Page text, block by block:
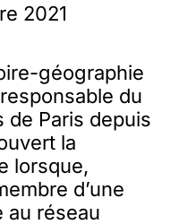
2021
géographie
du
Paris depuis
la
lorsque,
d’une
au réseau